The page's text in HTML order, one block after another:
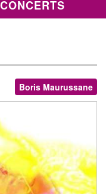
CONCERTS
Boris Maurussane